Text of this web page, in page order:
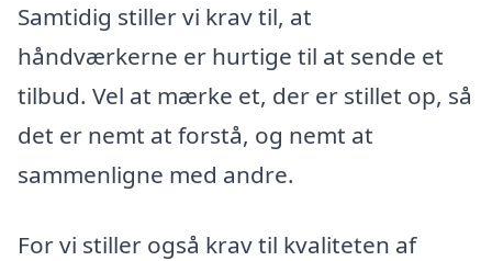
Samtidig stiller vi krav til, at
håndværkerne er hurtige til at sende et
tilbud. Vel at mærke et, der er stillet op, så
det er nemt at forstå, og nemt at
sammenligne med andre.
For vi stiller også krav til kvaliteten af